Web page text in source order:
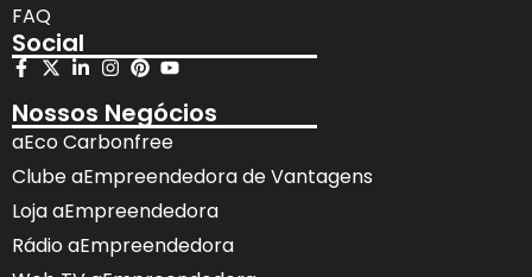
FAQ
Social
Nossos Negócios
aEco Carbonfree
Clube aEmpreendedora de Vantagens
Loja aEmpreendedora
Rádio aEmpreendedora